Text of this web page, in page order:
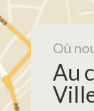
Où
Au